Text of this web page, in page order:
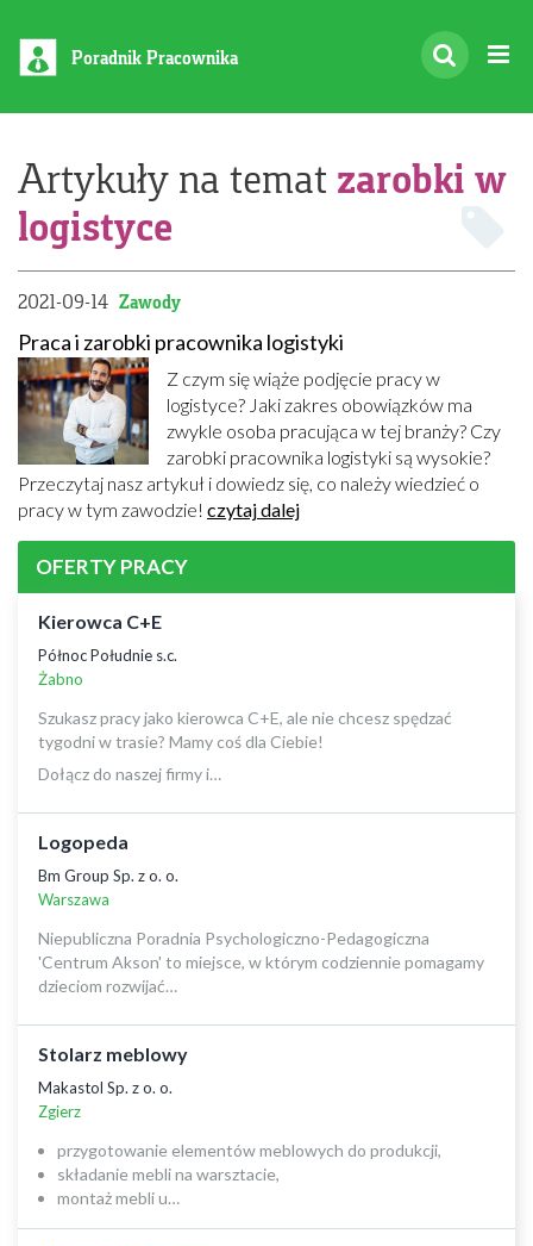
Poradnik Pracownika
Artykuły na temat zarobki w
logistyce
2021-09-14 Zawody
Praca i zarobki pracownika logistyki
Z czym się wiąże podjęcie pracy w
logistyce? Jaki zakres obowiązków ma
zwykle osoba pracująca w tej branży? Czy
zarobki pracownika logistyki są wysokie?
Przeczytaj nasz artykuł i dowiedz się, co należy wiedzieć o
pracy w tym zawodzie! czytaj dalej
OFERTY PRACY
Kierowca C+E
Północ Południe s.c.
Żabno
Szukasz pracy jako kierowca C+E, ale nie chcesz spędzać
tygodni w trasie? Mamy coś dla Ciebie!
Dołącz do naszej firmy i…
Logopeda
Bm Group Sp. z o. o.
Warszawa
Niepubliczna Poradnia Psychologiczno-Pedagogiczna
'Centrum Akson' to miejsce, w którym codziennie pomagamy
dzieciom rozwijać…
Stolarz meblowy
Makastol Sp. z o. o.
Zgierz
przygotowanie elementów meblowych do produkcji,
składanie mebli na warsztacie,
montaż mebli u…